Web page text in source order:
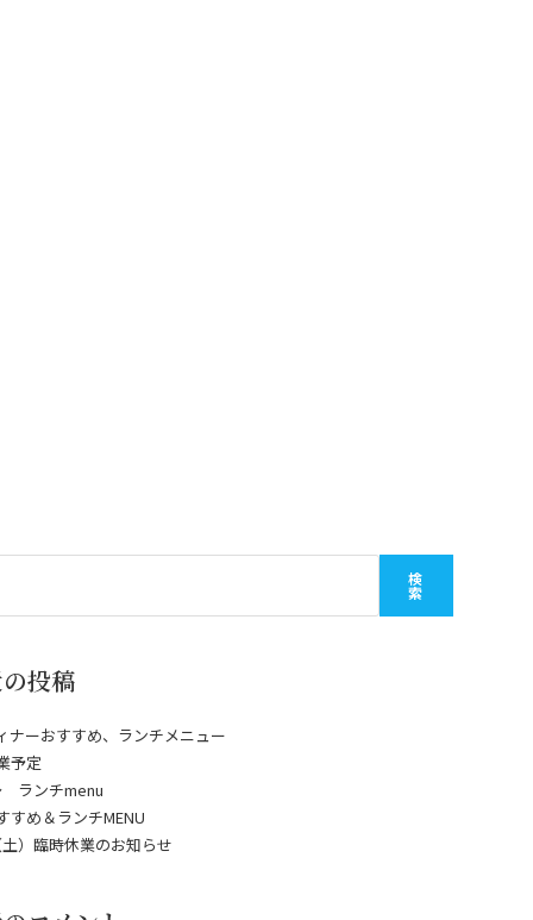
検
索
投稿
ナーおすすめ、ランチメニュー
予定
ランチmenu
すめ＆ランチMENU
）臨時休業のお知らせ